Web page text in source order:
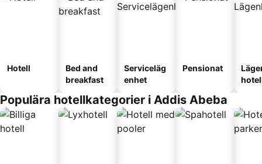
Hotell
Bed and
breakfast
Serviceläg
enhet
Pensionat
Populära hotellkategorier i Addis Abeba